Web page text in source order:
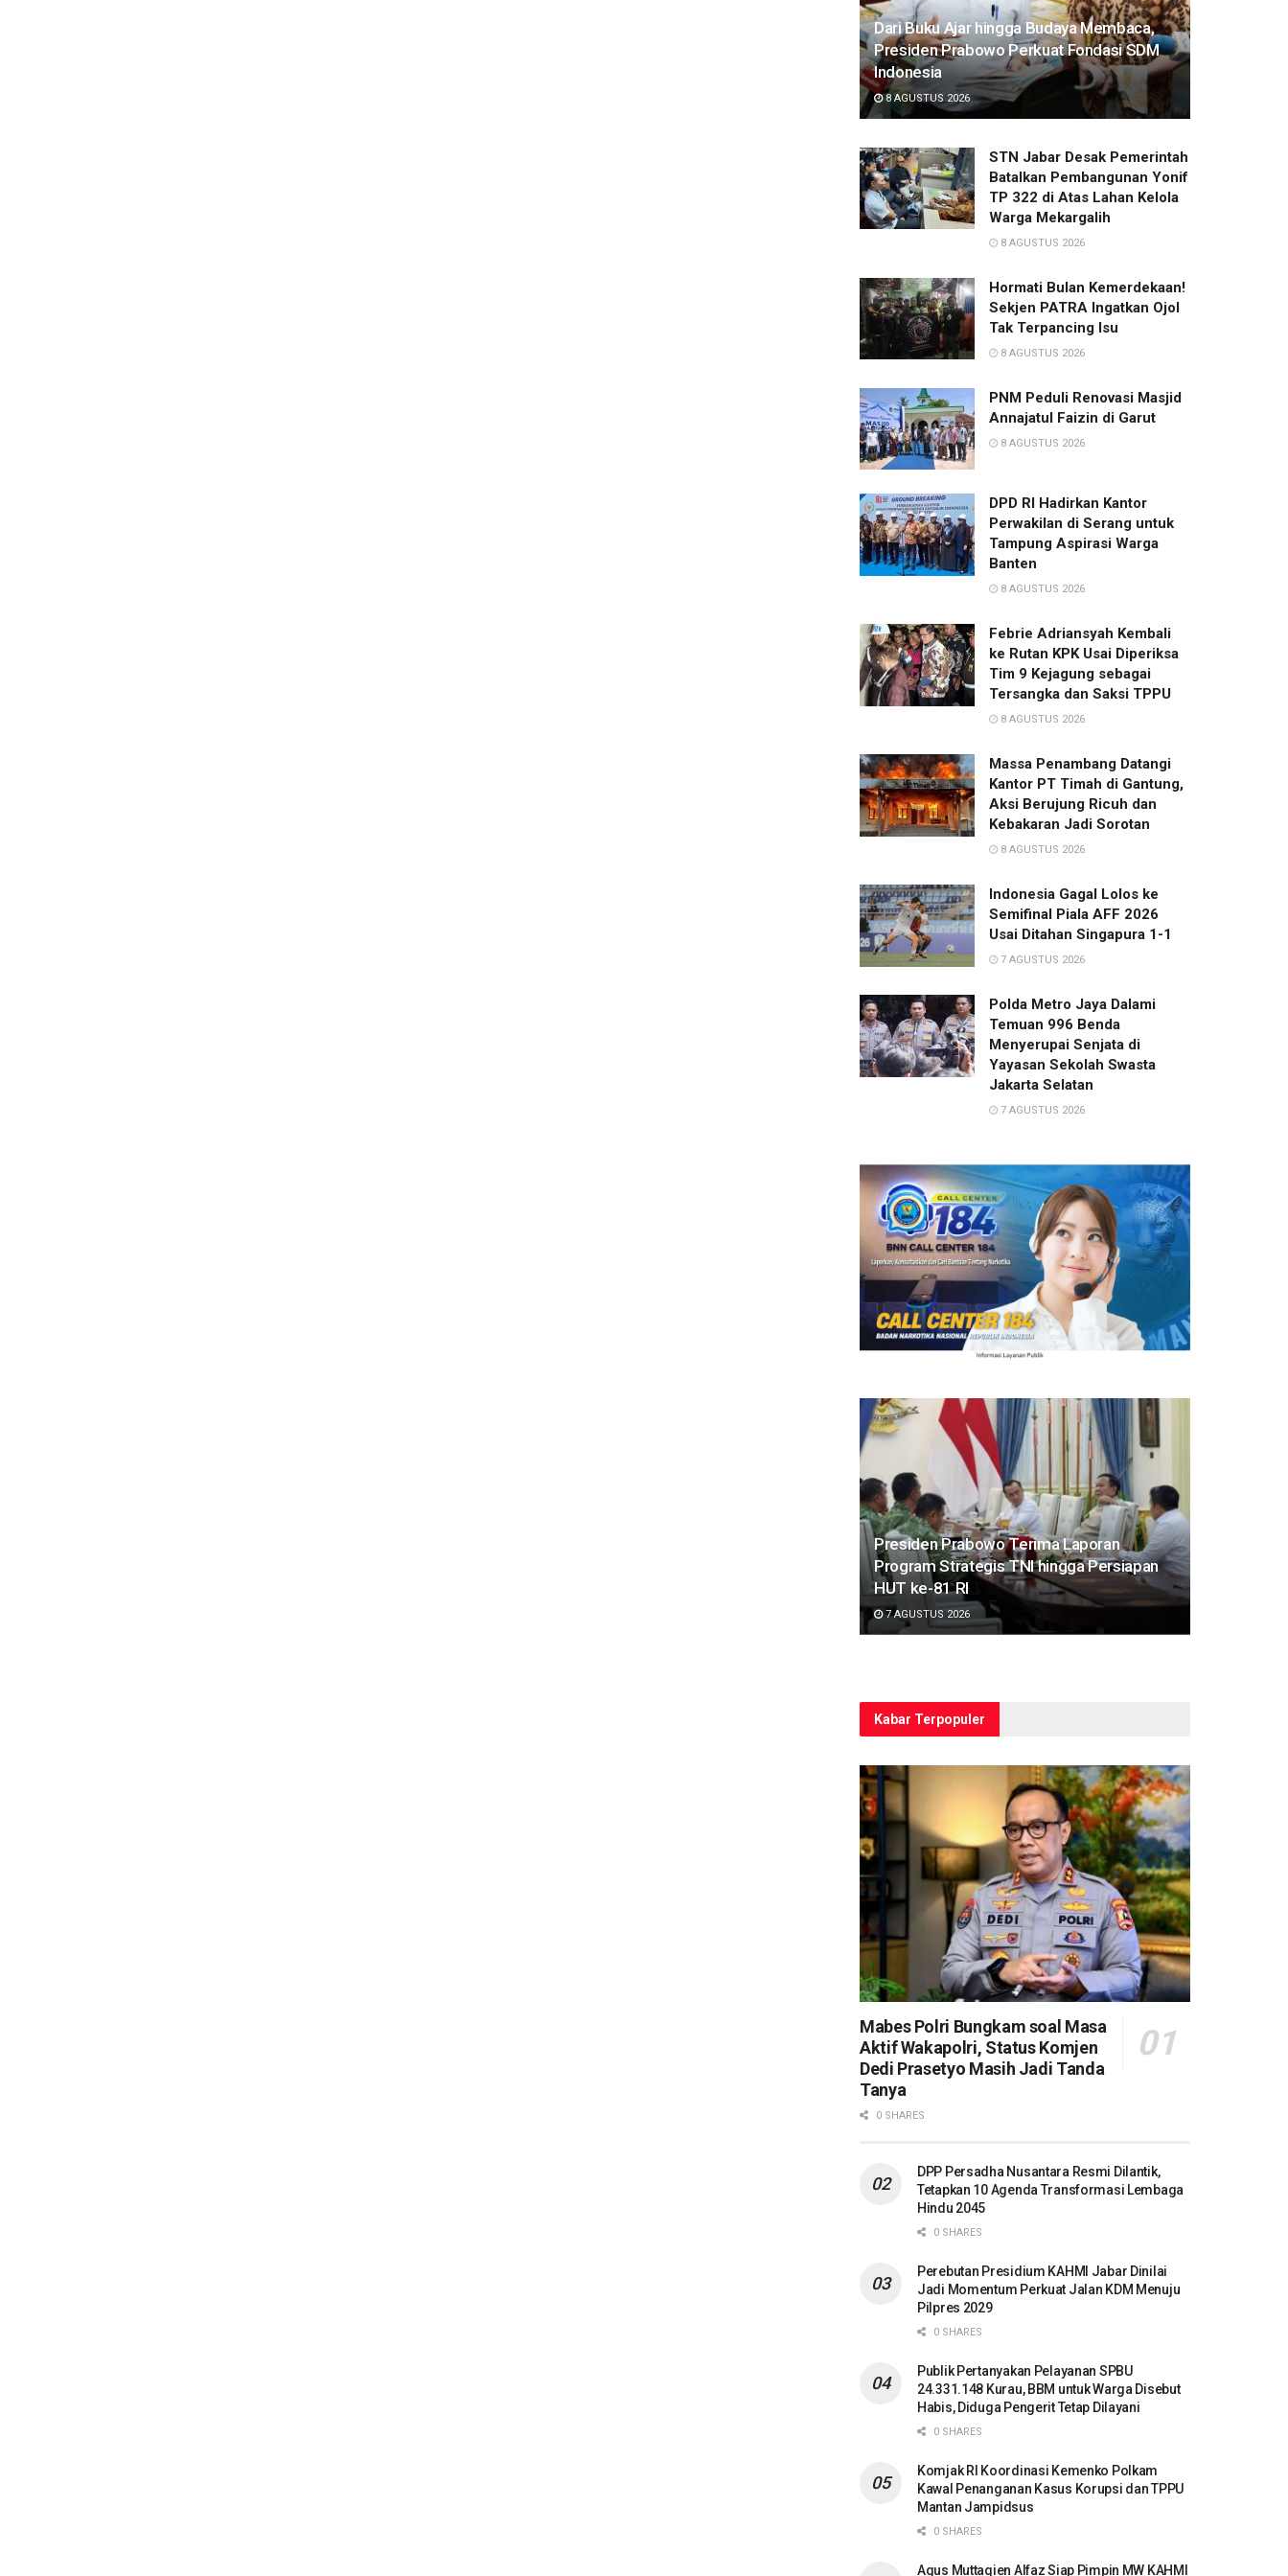
Dari Buku Ajar hingga Budaya Membaca,
Presiden Prabowo Perkuat Fondasi SDM
Indonesia
8 AGUSTUS 2026
STN Jabar Desak Pemerintah
Batalkan Pembangunan Yonif
TP 322 di Atas Lahan Kelola
Warga Mekargalih
8 AGUSTUS 2026
Hormati Bulan Kemerdekaan!
Sekjen PATRA Ingatkan Ojol
Tak Terpancing Isu
8 AGUSTUS 2026
PNM Peduli Renovasi Masjid
Annajatul Faizin di Garut
8 AGUSTUS 2026
DPD RI Hadirkan Kantor
Perwakilan di Serang untuk
Tampung Aspirasi Warga
Banten
8 AGUSTUS 2026
Febrie Adriansyah Kembali
ke Rutan KPK Usai Diperiksa
Tim 9 Kejagung sebagai
Tersangka dan Saksi TPPU
8 AGUSTUS 2026
Massa Penambang Datangi
Kantor PT Timah di Gantung,
Aksi Berujung Ricuh dan
Kebakaran Jadi Sorotan
8 AGUSTUS 2026
Indonesia Gagal Lolos ke
Semifinal Piala AFF 2026
Usai Ditahan Singapura 1-1
7 AGUSTUS 2026
Polda Metro Jaya Dalami
Temuan 996 Benda
Menyerupai Senjata di
Yayasan Sekolah Swasta
Jakarta Selatan
7 AGUSTUS 2026
Presiden Prabowo Terima Laporan
Program Strategis TNI hingga Persiapan
HUT ke-81 RI
7 AGUSTUS 2026
Kabar Terpopuler
Mabes Polri Bungkam soal Masa
Aktif Wakapolri, Status Komjen
Dedi Prasetyo Masih Jadi Tanda
Tanya
0 SHARES
DPP Persadha Nusantara Resmi Dilantik,
Tetapkan 10 Agenda Transformasi Lembaga
Hindu 2045
0 SHARES
Perebutan Presidium KAHMI Jabar Dinilai
Jadi Momentum Perkuat Jalan KDM Menuju
Pilpres 2029
0 SHARES
Publik Pertanyakan Pelayanan SPBU
24.331.148 Kurau, BBM untuk Warga Disebut
Habis, Diduga Pengerit Tetap Dilayani
0 SHARES
Komjak RI Koordinasi Kemenko Polkam
Kawal Penanganan Kasus Korupsi dan TPPU
Mantan Jampidsus
0 SHARES
Agus Muttaqien Alfaz Siap Pimpin MW KAHMI